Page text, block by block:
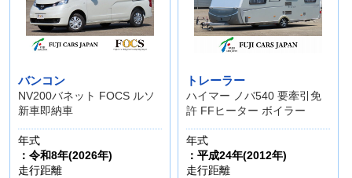
バンコン
NV200バネット FOCS ルソ
新車即納車
年式
：令和8年(2026年)
走行距離
トレーラー
ハイマー ノバ540 要牽引免
許 FFヒーター ボイラー
年式
：平成24年(2012年)
走行距離